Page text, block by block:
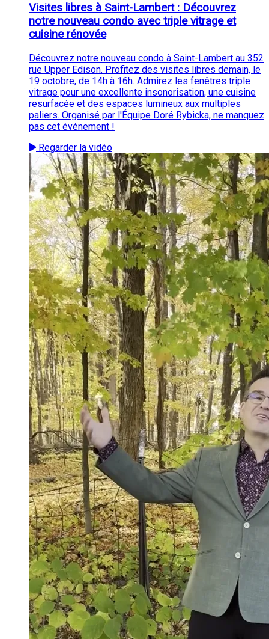
Visites libres à Saint-Lambert : Découvrez
notre nouveau condo avec triple vitrage et
cuisine rénovée
Découvrez notre nouveau condo à Saint-Lambert au 352
rue Upper Edison. Profitez des visites libres demain, le
19 octobre, de 14h à 16h. Admirez les fenêtres triple
vitrage pour une excellente insonorisation, une cuisine
resurfacée et des espaces lumineux aux multiples
paliers. Organisé par l'Équipe Doré Rybicka, ne manquez
pas cet événement !
Regarder la vidéo